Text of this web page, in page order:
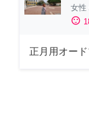
女性
sentiment_satisfied
正月用オー